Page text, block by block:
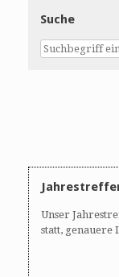
Suche
Unser
statt, genauere